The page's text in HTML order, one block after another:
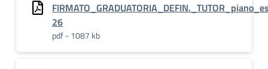
26
pdf - 1087 kb